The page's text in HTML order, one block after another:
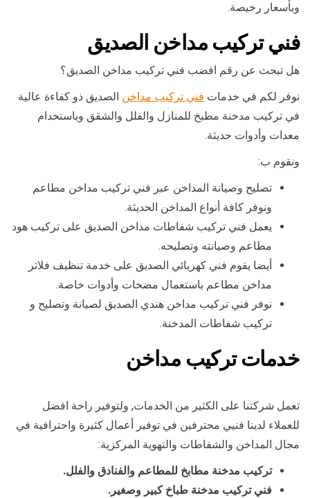
وبأسعار رخيصة.
فني تركيب مداخن الصديق
هل تبحث عن رقم افضب فني تركيب مداخن الصديق؟
نوفر لكم في خدمات فني تركيب مداخن الصديق ذو كفاءة عالية
في تركيب مدخنة مطبخ للمنازل والفلل والشقق وباستخدام
معدات وأدوات حديثة.
ونقوم ب:
تصليح وصيانة المداخن عبر فني تركيب مداخن مطاعم
ونوفر كافة أنواع المداخن الحديثة.
يعمل فني تركيب شفاطات مداخن الصديق على تركيب هود
مطاعم وصيانته وتصليحه.
أيضا يقوم فني كهربائي الصديق على خدمة تنظيف فلاتر
مداخن مطاعم باستعمال مضخات وأدوات خاصة.
نوفر فني تركيب مداخن هندي الصديق لصيانة وتصليح و
تركيب شفاطات المدخنة.
خدمات تركيب مداخن
تعمل شركتنا على الكثير من الخدمات, ولتوفير راحة افضل
للعملاء لدينا فنيي محترفين في توفير أعمال كثيرة واحترافية في
مجال المداخن والشفاطات والتهوية المركزية:
تركيب مدخنة مطابخ للمطاعم والفنادق والفلل.
فني تركيب مدخنة طباخ كبير وصغير.